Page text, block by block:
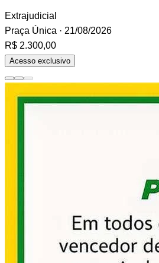
Extrajudicial
Praça Única · 21/08/2026
R$ 2.300,00
Acesso exclusivo